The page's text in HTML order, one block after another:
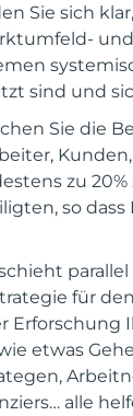
Sie sich
und
sind und
Sie die
zu 20%
so dass
für
Erforschung
etwas
alle